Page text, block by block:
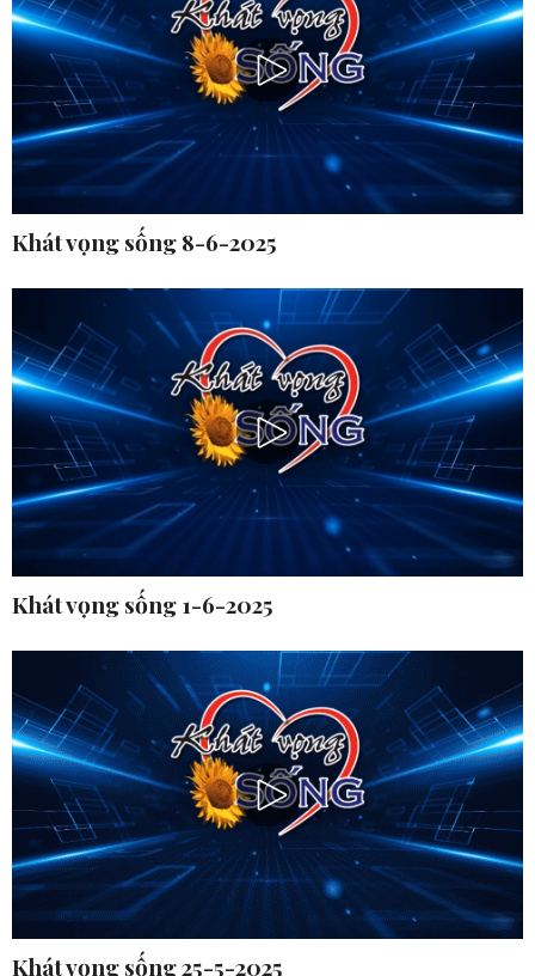
Khát vọng sống 8-6-2025
Khát vọng sống 1-6-2025
Khát vọng sống 25-5-2025